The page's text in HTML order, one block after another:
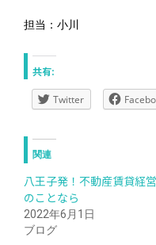
担当：小川
共有:
Twitter
関連
八王子発！不動産賃貸経営
のことなら
2022年6月1日
ブログ